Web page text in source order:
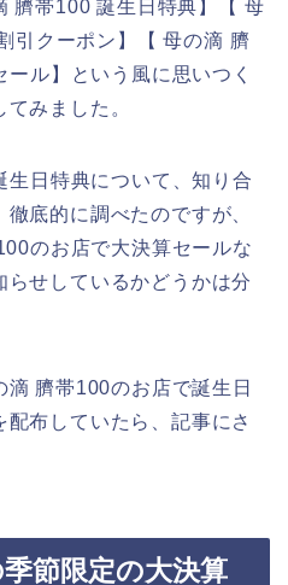
臍帯100 誕生日特典】【 母
引クーポン】【 母の滴 臍
ル】という風に思いつく
みました。
日特典について、知り合
底的に調べたのですが、
のお店で大決算セールな
らせしているかどうかは分
臍帯100のお店で誕生日
布していたら、記事にさ
節限定の大決算